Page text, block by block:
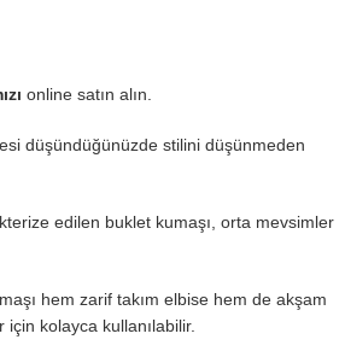
online satın alın.
düşündüğünüzde stilini düşünmeden
edilen buklet kumaşı, orta mevsimler
hem zarif takım elbise hem de akşam
kolayca kullanılabilir.